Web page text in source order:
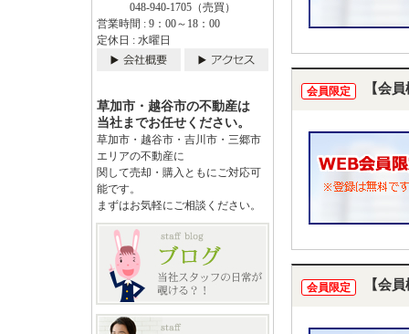
会員限定 【会
会員限定 【会
048-940-1705（売買）
営業時間 : 9：00～18：00
定休日 : 水曜日
草加市・越谷市の不動産は
当社までお任せください。
草加市・越谷市・吉川市・三郷市
エリアの不動産に
関して売却・購入ともにご対応可
能です。
まずはお気軽にご相談ください。